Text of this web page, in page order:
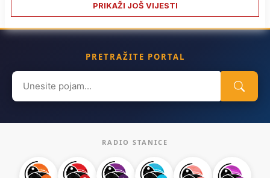
PRIKAŽI JOŠ VIJESTI
PRETRAŽITE PORTAL
Search
for:
RADIO STANICE